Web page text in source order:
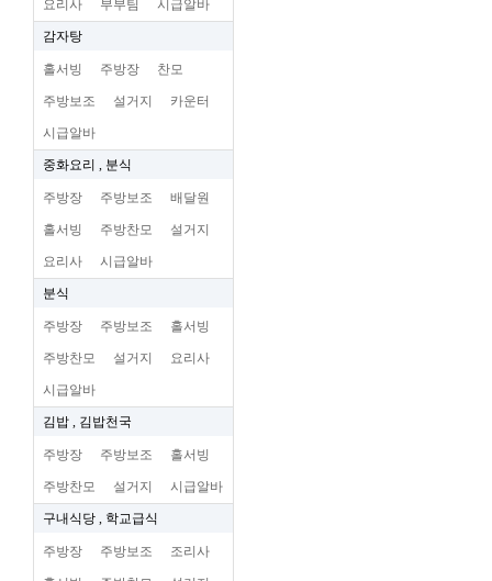
요리사 부부팀 시급알바
감자탕
홀서빙 주방장 찬모
주방보조 설거지 카운터
시급알바
중화요리 , 분식
주방장 주방보조 배달원
홀서빙 주방찬모 설거지
요리사 시급알바
분식
주방장 주방보조 홀서빙
주방찬모 설거지 요리사
시급알바
김밥 , 김밥천국
주방장 주방보조 홀서빙
주방찬모 설거지 시급알바
구내식당 , 학교급식
주방장 주방보조 조리사